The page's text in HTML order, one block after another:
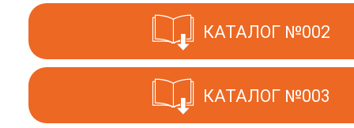
КАТАЛОГ №002
КАТАЛОГ №003